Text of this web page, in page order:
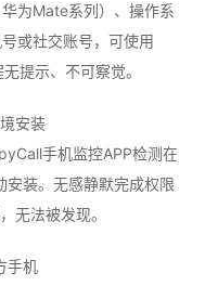
为Mate系列）、操作系
或社交账号，可使用
提示、不可察觉。
安装
手机监控APP检测在
安装。无感静默完成权限
无法被发现。
手机